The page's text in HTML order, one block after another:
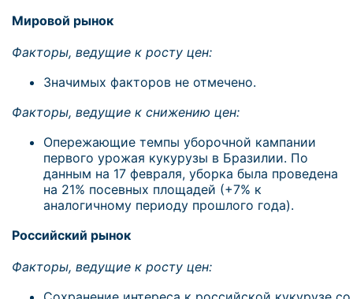
Мировой рынок
Факторы, ведущие к росту цен:
Значимых факторов не отмечено.
Факторы, ведущие к снижению цен:
Опережающие темпы уборочной кампании
первого урожая кукурузы в Бразилии. По
данным на 17 февраля, уборка была проведена
на 21% посевных площадей (+7% к
аналогичному периоду прошлого года).
Российский рынок
Факторы, ведущие к росту цен: